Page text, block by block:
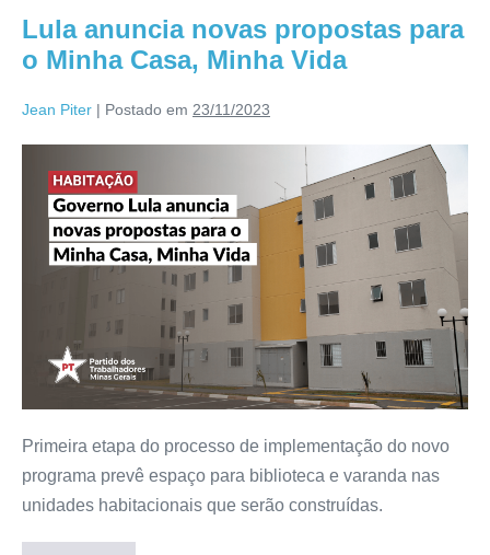
Lula anuncia novas propostas para
o Minha Casa, Minha Vida
Jean Piter | Postado em 23/11/2023
Primeira etapa do processo de implementação do novo
programa prevê espaço para biblioteca e varanda nas
unidades habitacionais que serão construídas.